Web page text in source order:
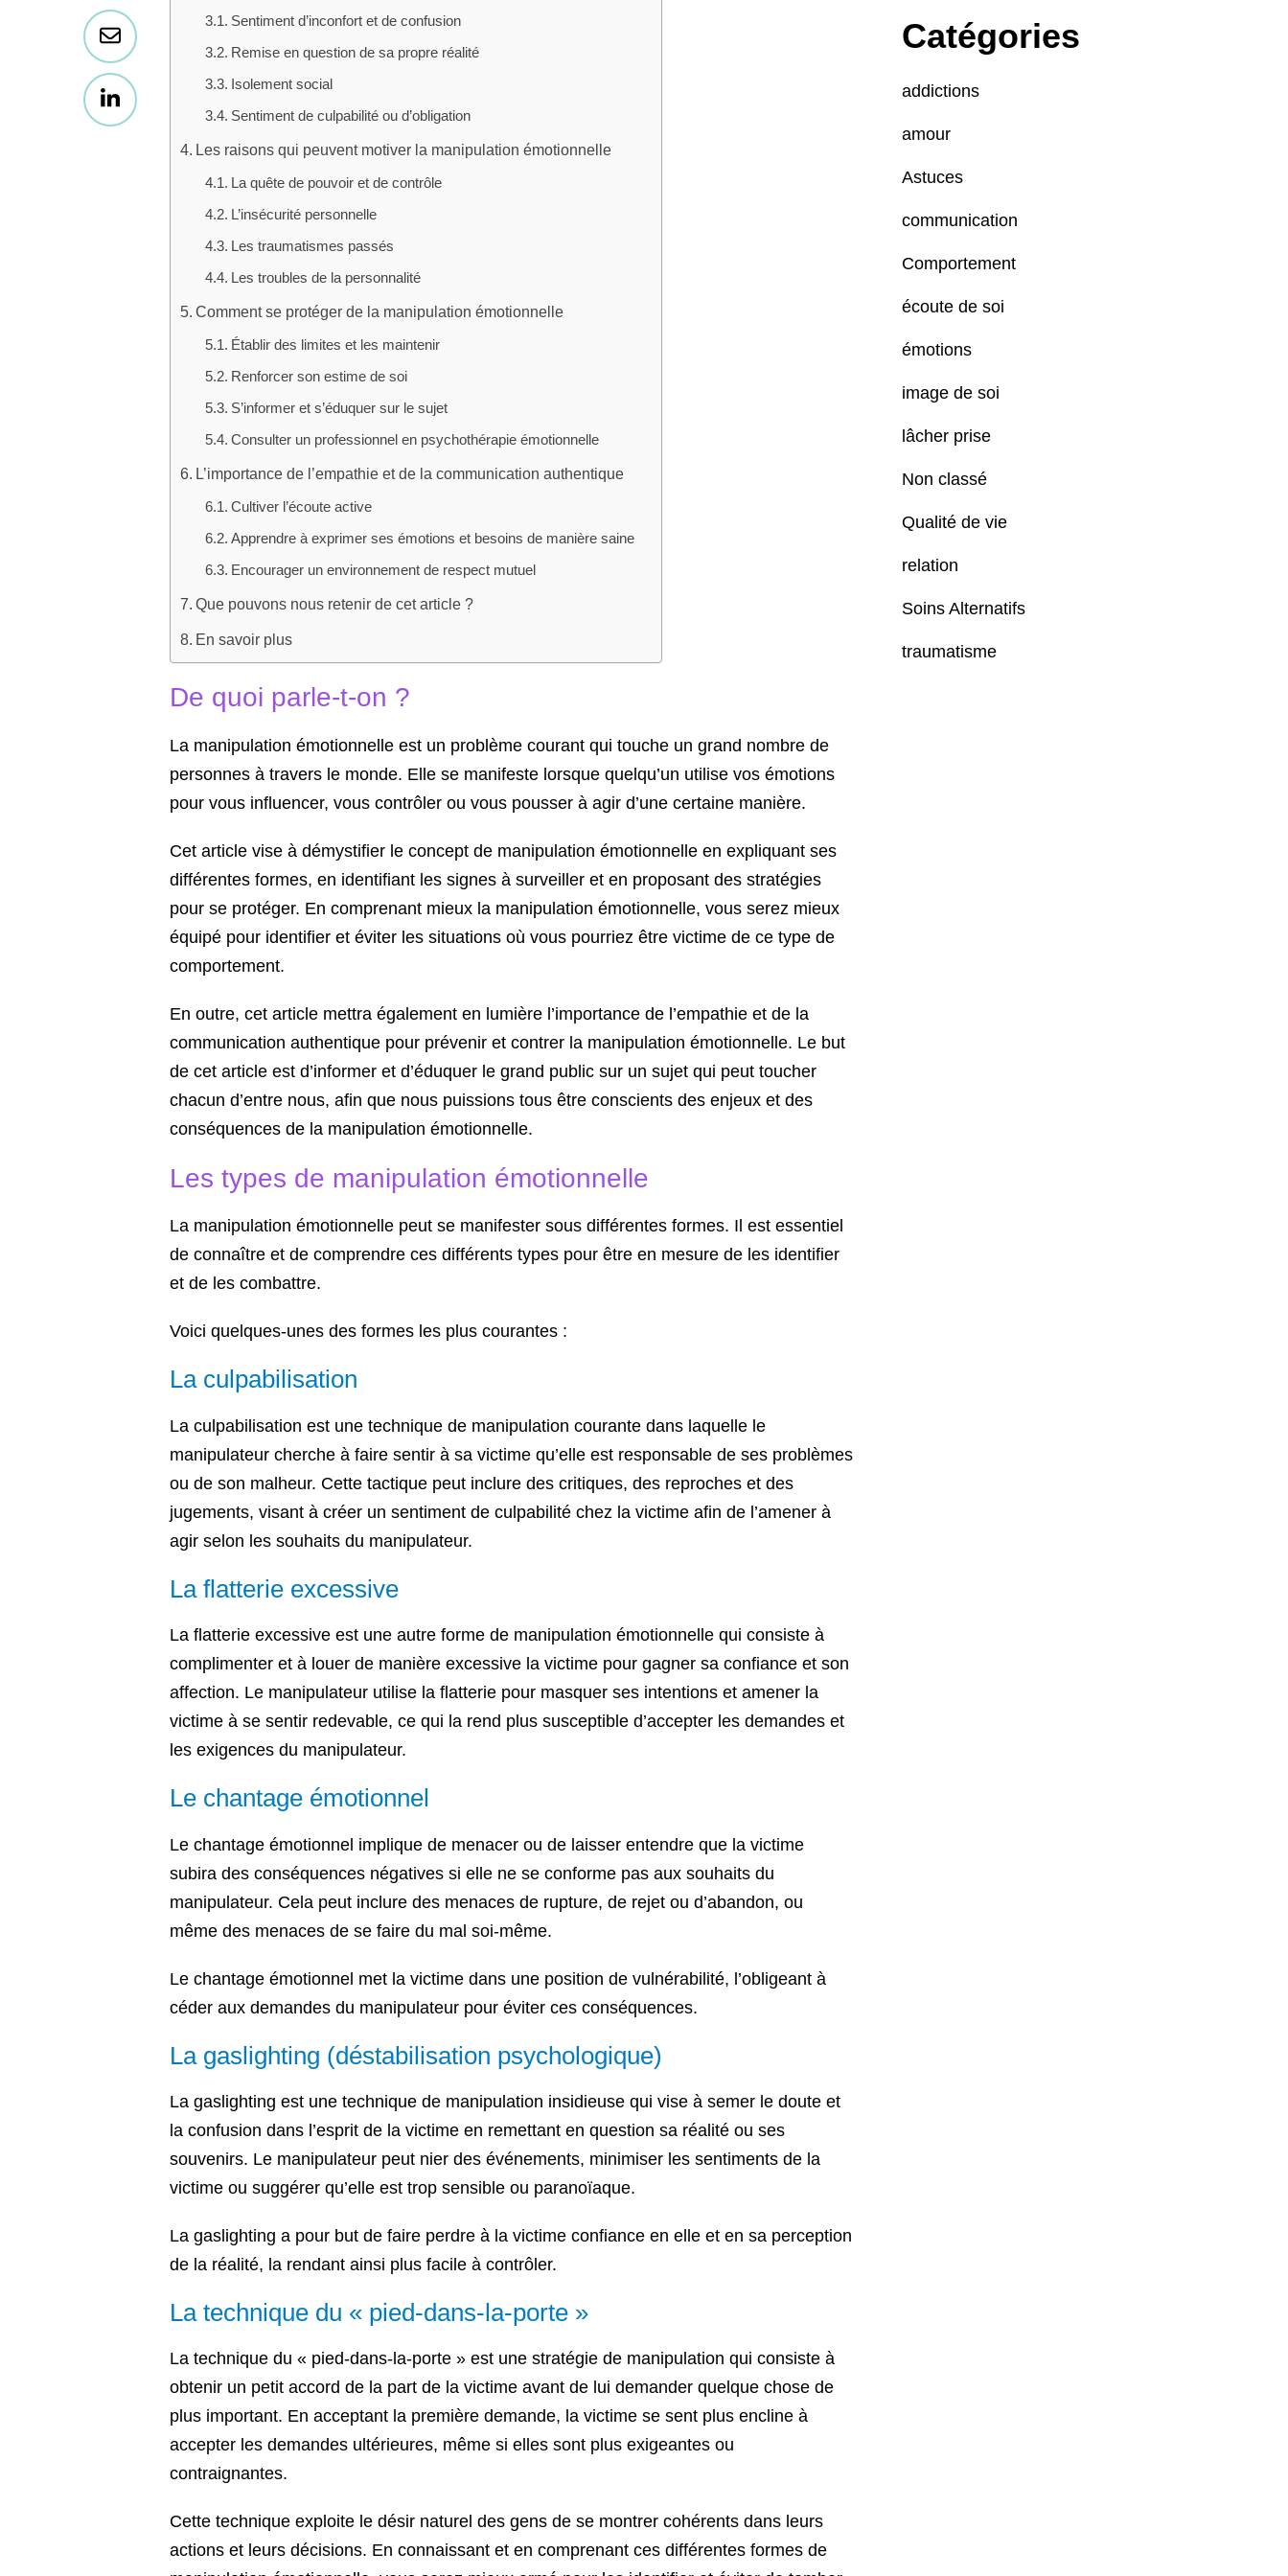
Sentiment d’inconfort et de confusion
Remise en question de sa propre réalité
Isolement social
Sentiment de culpabilité ou d’obligation
Les raisons qui peuvent motiver la manipulation émotionnelle
La quête de pouvoir et de contrôle
L’insécurité personnelle
Les traumatismes passés
Les troubles de la personnalité
Comment se protéger de la manipulation émotionnelle
Établir des limites et les maintenir
Renforcer son estime de soi
S’informer et s’éduquer sur le sujet
Consulter un professionnel en psychothérapie émotionnelle
L’importance de l’empathie et de la communication authentique
Cultiver l’écoute active
Apprendre à exprimer ses émotions et besoins de manière saine
Encourager un environnement de respect mutuel
Que pouvons nous retenir de cet article ?
En savoir plus
De quoi parle-t-on ?
La manipulation émotionnelle est un problème courant qui touche un grand nombre de
personnes à travers le monde. Elle se manifeste lorsque quelqu’un utilise vos émotions
pour vous influencer, vous contrôler ou vous pousser à agir d’une certaine manière.
Cet article vise à démystifier le concept de manipulation émotionnelle en expliquant ses
différentes formes, en identifiant les signes à surveiller et en proposant des stratégies
pour se protéger. En comprenant mieux la manipulation émotionnelle, vous serez mieux
équipé pour identifier et éviter les situations où vous pourriez être victime de ce type de
comportement.
En outre, cet article mettra également en lumière l’importance de l’empathie et de la
communication authentique pour prévenir et contrer la manipulation émotionnelle. Le but
de cet article est d’informer et d’éduquer le grand public sur un sujet qui peut toucher
chacun d’entre nous, afin que nous puissions tous être conscients des enjeux et des
conséquences de la manipulation émotionnelle.
Les types de manipulation émotionnelle
La manipulation émotionnelle peut se manifester sous différentes formes. Il est essentiel
de connaître et de comprendre ces différents types pour être en mesure de les identifier
et de les combattre.
Voici quelques-unes des formes les plus courantes :
La culpabilisation
La culpabilisation est une technique de manipulation courante dans laquelle le
manipulateur cherche à faire sentir à sa victime qu’elle est responsable de ses problèmes
ou de son malheur. Cette tactique peut inclure des critiques, des reproches et des
jugements, visant à créer un sentiment de culpabilité chez la victime afin de l’amener à
agir selon les souhaits du manipulateur.
La flatterie excessive
La flatterie excessive est une autre forme de manipulation émotionnelle qui consiste à
complimenter et à louer de manière excessive la victime pour gagner sa confiance et son
affection. Le manipulateur utilise la flatterie pour masquer ses intentions et amener la
victime à se sentir redevable, ce qui la rend plus susceptible d’accepter les demandes et
les exigences du manipulateur.
Le chantage émotionnel
Le chantage émotionnel implique de menacer ou de laisser entendre que la victime
subira des conséquences négatives si elle ne se conforme pas aux souhaits du
manipulateur. Cela peut inclure des menaces de rupture, de rejet ou d’abandon, ou
même des menaces de se faire du mal soi-même.
Le chantage émotionnel met la victime dans une position de vulnérabilité, l’obligeant à
céder aux demandes du manipulateur pour éviter ces conséquences.
La gaslighting (déstabilisation psychologique)
La gaslighting est une technique de manipulation insidieuse qui vise à semer le doute et
la confusion dans l’esprit de la victime en remettant en question sa réalité ou ses
souvenirs. Le manipulateur peut nier des événements, minimiser les sentiments de la
victime ou suggérer qu’elle est trop sensible ou paranoïaque.
La gaslighting a pour but de faire perdre à la victime confiance en elle et en sa perception
de la réalité, la rendant ainsi plus facile à contrôler.
La technique du « pied-dans-la-porte »
La technique du « pied-dans-la-porte » est une stratégie de manipulation qui consiste à
obtenir un petit accord de la part de la victime avant de lui demander quelque chose de
plus important. En acceptant la première demande, la victime se sent plus encline à
accepter les demandes ultérieures, même si elles sont plus exigeantes ou
contraignantes.
Cette technique exploite le désir naturel des gens de se montrer cohérents dans leurs
actions et leurs décisions. En connaissant et en comprenant ces différentes formes de
Catégories
addictions
amour
Astuces
communication
Comportement
écoute de soi
émotions
image de soi
lâcher prise
Non classé
Qualité de vie
relation
Soins Alternatifs
traumatisme